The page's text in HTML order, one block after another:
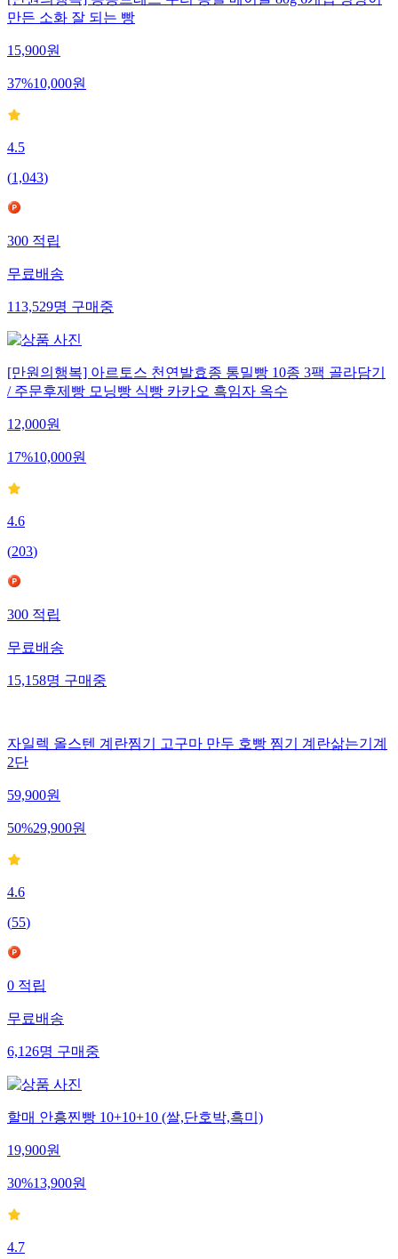
만든 소화 잘 되는 빵
15,900원
37%10,000원
4.5
(1,043)
300적립
무료배송
113,529명구매중
[만원의행복] 아르토스 천연발효종 통밀빵 10종 3팩 골라담기
/ 주문후제빵 모닝빵 식빵 카카오 흑임자 옥수
12,000원
17%10,000원
4.6
(203)
300적립
무료배송
15,158명구매중
자일렉 올스텐 계란찜기 고구마 만두 호빵 찜기 계란삶는기계
2단
59,900원
50%29,900원
4.6
(55)
0적립
무료배송
6,126명구매중
할매 안흥찐빵 10+10+10 (쌀,단호박,흑미)
19,900원
30%13,900원
4.7